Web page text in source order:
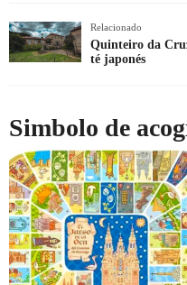
Relacionado
Quinteiro da
té japonés
Simbolo de